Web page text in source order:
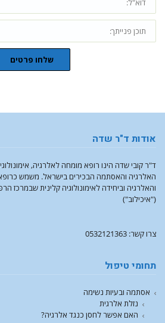
שלחו פרטים
אודות ד"ר שדה
ד"ר קובי שדה הינו רופא מומחה לאלרגיה,
האלרגיה והאסתמה הבכירים בישראל. משמש
והאלרגיה וביחידה לאימונולוגיה קלינית שבמרכז
("איכילוב")
צרו קשר: 0532121363
תחומי טיפול
אסתמה ובעיות נשימה
נזלת אלרגית
האם אפשר לחסן כנגד אלרגיה?